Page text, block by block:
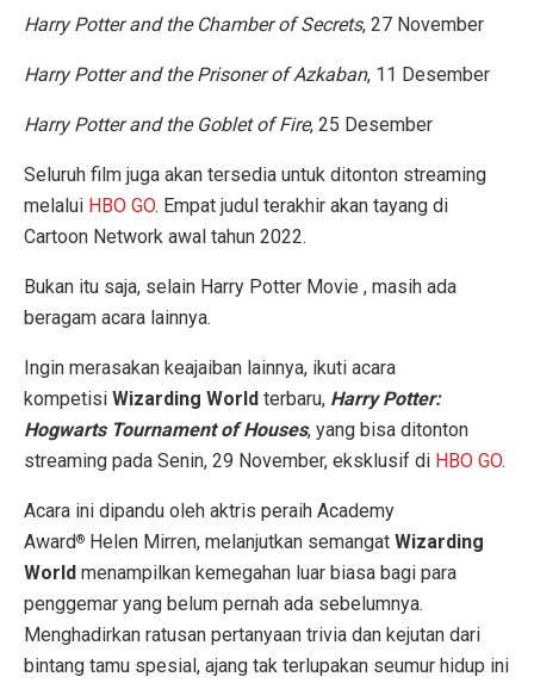
Harry Potter and the Chamber of Secrets, 27 November
Harry Potter and the Prisoner of Azkaban, 11 Desember
Harry Potter and the Goblet of Fire, 25 Desember
Seluruh film juga akan tersedia untuk ditonton streaming
melalui HBO GO. Empat judul terakhir akan tayang di
Cartoon Network awal tahun 2022.
Bukan itu saja, selain Harry Potter Movie , masih ada
beragam acara lainnya.
Ingin merasakan keajaiban lainnya, ikuti acara
kompetisi Wizarding World terbaru, Harry Potter:
Hogwarts Tournament of Houses, yang bisa ditonton
streaming pada Senin, 29 November, eksklusif di HBO GO.
Acara ini dipandu oleh aktris peraih Academy
Award® Helen Mirren, melanjutkan semangat Wizarding
World menampilkan kemegahan luar biasa bagi para
penggemar yang belum pernah ada sebelumnya.
Menghadirkan ratusan pertanyaan trivia dan kejutan dari
bintang tamu spesial, ajang tak terlupakan seumur hidup ini